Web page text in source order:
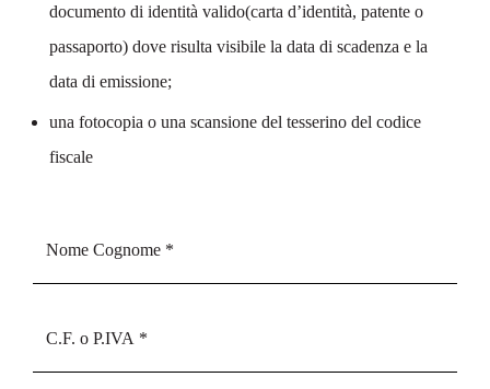
documento di identità valido(carta d’identità, patente o
passaporto) dove risulta visibile la data di scadenza e la
data di emissione;
una fotocopia o una scansione del tesserino del codice
fiscale